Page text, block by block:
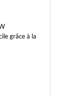
grâce à la